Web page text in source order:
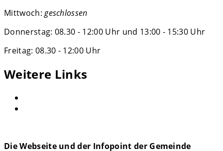
Mittwoch:geschlossen
Donnerstag: 08.30 - 12:00 Uhr und 13:00 - 15:30 Uhr
Freitag: 08.30 - 12:00 Uhr
Weitere Links
Die Webseite und der Infopoint der Gemeinde